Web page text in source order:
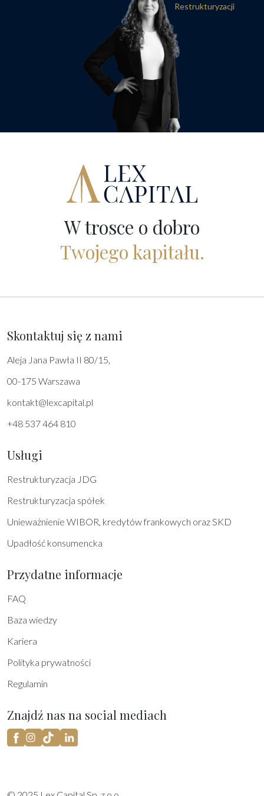
Restrukturyzacji
W trosce o dobro
Twojego kapitału.
Skontaktuj się z nami
Aleja Jana Pawła II 80/15,
00-175 Warszawa
kontakt@lexcapital.pl
+48 537 464 810
Usługi
Restrukturyzacja JDG
Restrukturyzacja spółek
Unieważnienie WIBOR, kredytów frankowych oraz SKD
Upadłość konsumencka
Przydatne informacje
FAQ
Baza wiedzy
Kariera
Polityka prywatności
Regulamin
Znajdź nas na social mediach
Facebook
Instagram
TikTokLinkedIn